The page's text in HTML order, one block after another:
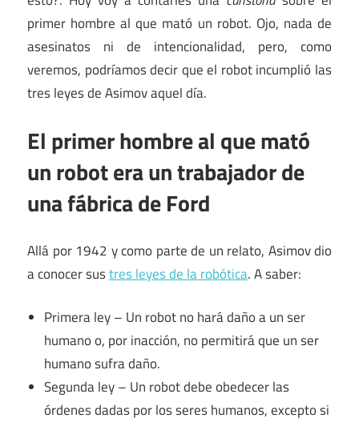
primer hombre al que mató un robot. Ojo, nada de
asesinatos ni de intencionalidad, pero, como
veremos, podríamos decir que el robot incumplió las
tres leyes de Asimov aquel día.
El primer hombre al que mató
un robot era un trabajador de
una fábrica de Ford
Allá por 1942 y como parte de un relato, Asimov dio
a conocer sustres leyes de la robótica. A saber:
Primera ley – Un robot no hará daño a un ser
humano o, por inacción, no permitirá que un ser
humano sufra daño.
Segunda ley – Un robot debe obedecer las
órdenes dadas por los seres humanos, excepto si